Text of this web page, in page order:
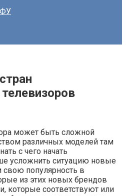
может быть сложной
различных моделей там
с чего начать
усложнить ситуацию новые
популярность в
из этих новых брендов
которые соответствуют или